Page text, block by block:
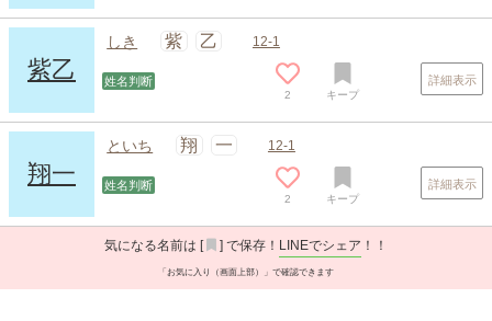
紫乙
しき 紫 乙 12-1
姓名判断
2 キープ
詳細表示
翔一
といち 翔 一 12-1
姓名判断
2 キープ
詳細表示
気になる名前は [ ] で保存！ LINEでシェア ！！
「お気に入り（画面上部）」で確認できます